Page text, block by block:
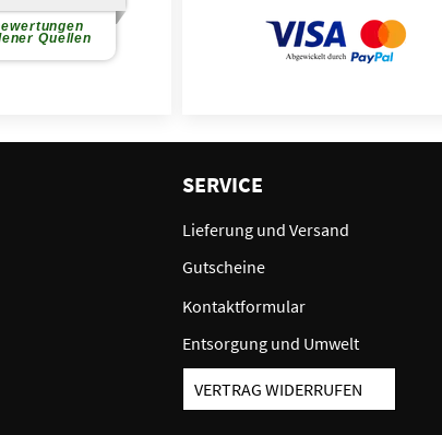
SERVICE
Lieferung und Versand
Gutscheine
Kontaktformular
Entsorgung und Umwelt
VERTRAG WIDERRUFEN